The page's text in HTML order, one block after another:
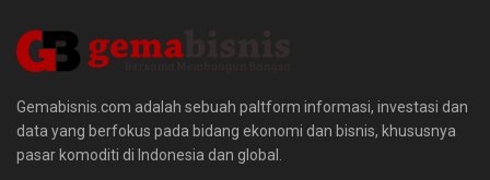
Gemabisnis.com adalah sebuah paltform informasi, investasi dan
data yang berfokus pada bidang ekonomi dan bisnis, khususnya
pasar komoditi di Indonesia dan global.